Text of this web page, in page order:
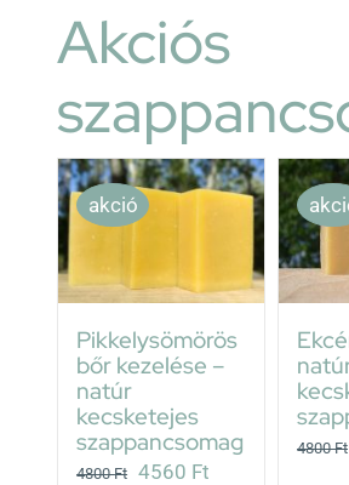
Akciós
akció
Pikkelysömörös
bőr kezelése –
natúr
kecsketejes
szappancsomag
4800Ft Original
4560 Ft
4800Ft